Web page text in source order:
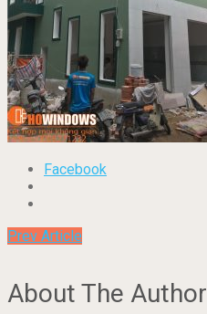
Facebook
Prev Article
About The Author